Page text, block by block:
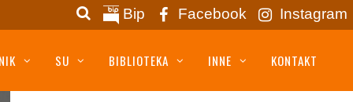
Bip Facebook Instagram
SU BIBLIOTEKA INNE KONTAKT